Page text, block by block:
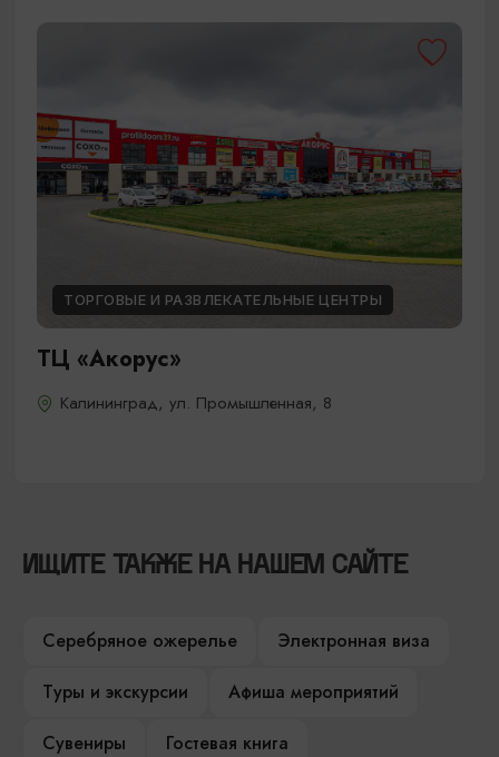
ТОРГОВЫЕ И РАЗВЛЕКАТЕЛЬНЫЕ ЦЕНТРЫ
ТЦ «Акорус»
Калининград, ул. Промышленная, 8
ИЩИТЕ ТАКЖЕ НА НАШЕМ САЙТЕ
Серебряное ожерелье
Электронная виза
Туры и экскурсии
Афиша мероприятий
Сувениры
Гостевая книга